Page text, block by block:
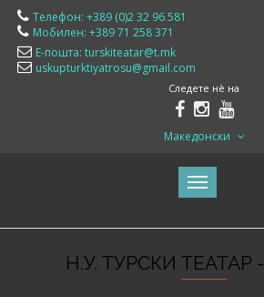
Телефон: +389 (0)2 32 96 581
Мобилен: +389 71 258 371
Е-пошта: turskiteatar@t.mk
uskupturktiyatrosu@gmail.com
Следете нè на
Македонски
Н.У. ТУРСКИ ТЕАТАР